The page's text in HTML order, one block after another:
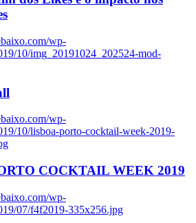
wp-
10/img_20191024_202524-mod-
wp-
10/lisboa-porto-cocktail-week-2019-
COCKTAIL WEEK 2019
wp-
07/f4f2019-335x256.jpg